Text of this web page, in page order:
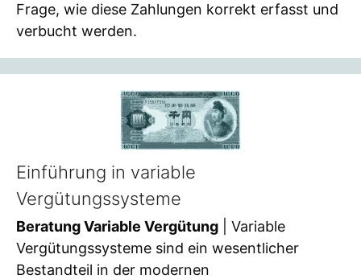
Frage, wie diese Zahlungen korrekt erfasst und
verbucht werden.
Einführung in variable
Vergütungssysteme
Beratung Variable Vergütung | Variable
Vergütungssysteme sind ein wesentlicher
Bestandteil in der modernen